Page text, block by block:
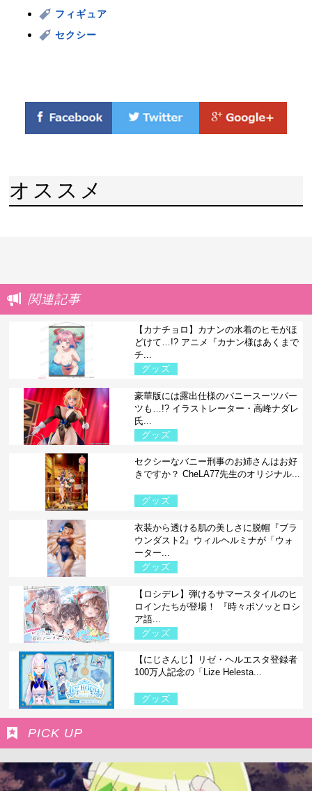
フィギュア
セクシー
オススメ
関連記事
【カナチョロ】カナンの水着のヒモがほ
どけて…!? アニメ『カナン様はあくまで
チ...
グッズ
豪華版には露出仕様のバニースーツパー
ツも…!? イラストレーター・高峰ナダレ
氏...
グッズ
セクシーなバニー刑事のお姉さんはお好
きですか？ CheLA77先生のオリジナル...
グッズ
衣装から透ける肌の美しさに脱帽『ブラ
ウンダスト2』ウィルヘルミナが「ウォ
ーター...
グッズ
【ロシデレ】弾けるサマースタイルのヒ
ロインたちが登場！ 『時々ボソッとロシ
ア語...
グッズ
【にじさんじ】リゼ・ヘルエスタ登録者
100万人記念の「Lize Helesta...
グッズ
PICK UP